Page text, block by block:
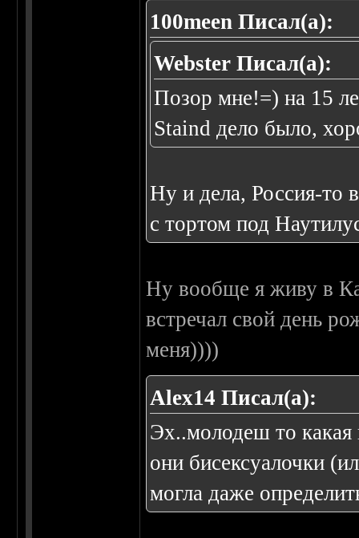
100meen Писал(а):
Webster Писал(а):
Позор мне!=) на 15
Staind дело было,
Ну и дела, Россия-то
с тортом под
Ну вообще я живу в
встречал свой день
меня))))
Alex14 Писал(а):
Эх..молодеш то какая
они бисексуалочки
могла даже